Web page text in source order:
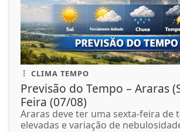
CLIMA TEMPO
Previsão do Tempo – Araras
Feira (07/08)
Araras deve ter uma sexta-feira de
elevadas e variação de